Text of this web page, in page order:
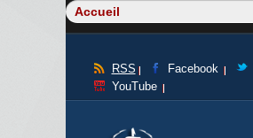
RSS Facebook
YouTube